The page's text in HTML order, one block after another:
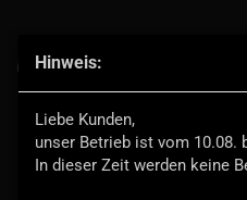
Hinweis:
Liebe Kunden,
unser Betrieb ist vom 10.08.
In dieser Zeit werden keine
Heckteil-Riffelbleche